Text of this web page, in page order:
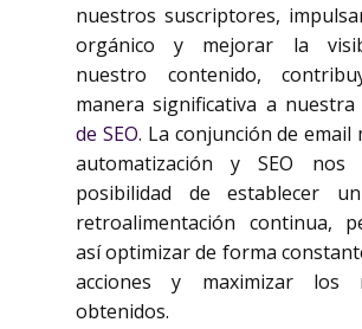
nuestros suscriptores,
orgánico y mejorar la
nuestro contenido,
manera significativa a nuestra
de SEO. La conjunción de email
automatización y SEO nos
posibilidad de establecer
retroalimentación continua,
así optimizar de forma
acciones y maximizar los
obtenidos.